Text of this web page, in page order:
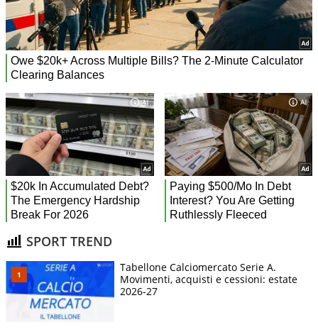
SPORT TREND
Tabellone Calciomercato Serie A.
Movimenti, acquisti e cessioni: estate
2026-27